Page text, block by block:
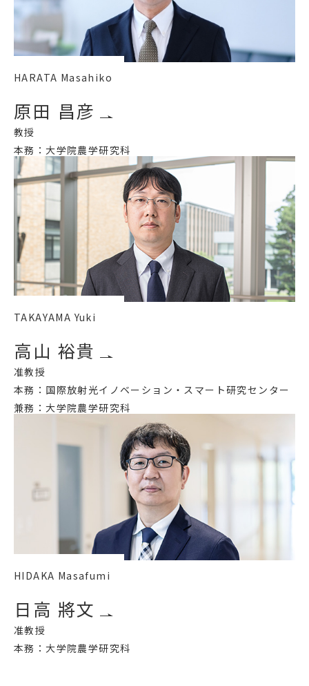
HARATA Masahiko
原田 昌彦
教授
本務：大学院農学研究科
TAKAYAMA Yuki
高山 裕貴
准教授
本務：国際放射光イノベーション・スマート研究センター
兼務：大学院農学研究科
HIDAKA Masafumi
日高 將文
准教授
本務：大学院農学研究科